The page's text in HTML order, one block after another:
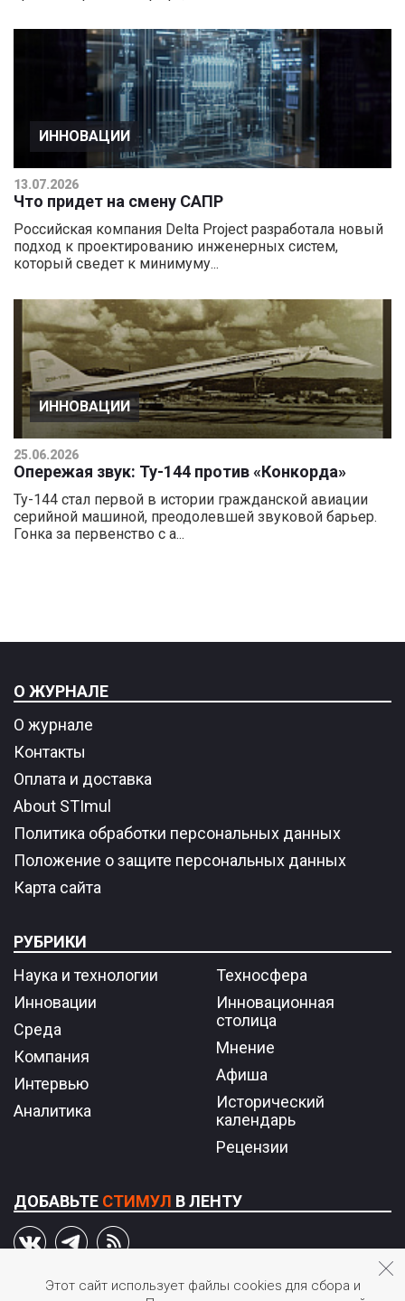
ИННОВАЦИИ
13.07.2026
Что придет на смену САПР
Российская компания Delta Project разработала новый
подход к проектированию инженерных систем,
который сведет к минимуму...
ИННОВАЦИИ
25.06.2026
Опережая звук: Ту-144 против «Конкорда»
Ту-144 стал первой в истории гражданской авиации
серийной машиной, преодолевшей звуковой барьер.
Гонка за первенство с а...
О ЖУРНАЛЕ
О журнале
Контакты
Оплата и доставка
About STImul
Политика обработки персональных данных
Положение о защите персональных данных
Карта сайта
РУБРИКИ
Наука и технологии
Инновации
Среда
Компания
Интервью
Аналитика
Техносфера
Инновационная
столица
Мнение
Афиша
Исторический
календарь
Рецензии
ДОБАВЬТЕ СТИМУЛ В ЛЕНТУ
Этот сайт использует файлы cookies для сбора и